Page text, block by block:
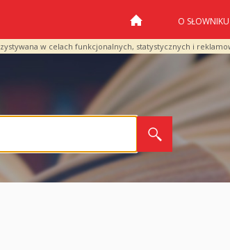
w celach funkcjonalnych, statystycznych i
O SŁOWNIKU